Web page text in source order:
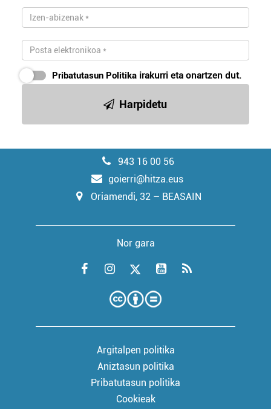
Pribatutasun Politika irakurri eta onartzen dut.
Harpidetu
943 16 00 56
goierri@hitza.eus
Oriamendi, 32 – BEASAIN
Nor gara
Argitalpen politika
Aniztasun politika
Pribatutasun politika
Cookieak